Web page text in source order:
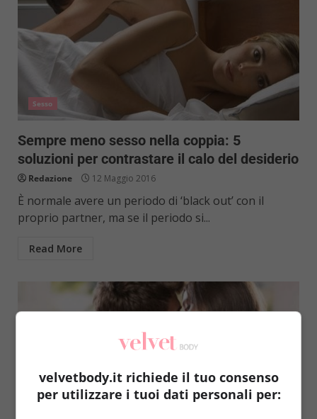
Sesso
Sempre meno sesso nella coppia: 5
soluzioni per contrastare il calo del desiderio
Redazione 12 Maggio 2016
È normale avere un periodo di ‘black out’ con il
proprio partner, ma se il periodo si...
Read More
velvetbody.it richiede il tuo consenso
per utilizzare i tuoi dati personali per: